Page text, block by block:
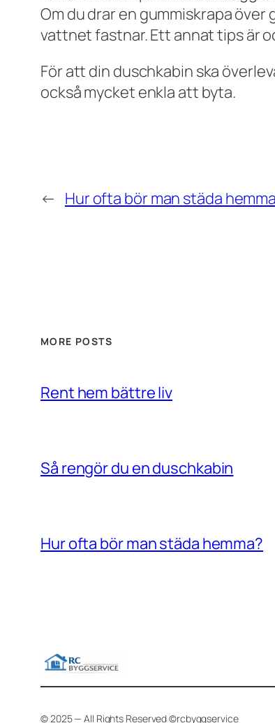
Om du drar en gummiskrapa
vattnet fastnar. Ett annat tips är
För att din duschkabin ska
också mycket enkla att byta.
← Hur ofta bör man städa
MORE POSTS
Rent hem bättre liv
Så rengör du en duschkabin
Hur ofta bör man städa hemma?
© 2025 — All Rights Reserved ©rcbyggservice